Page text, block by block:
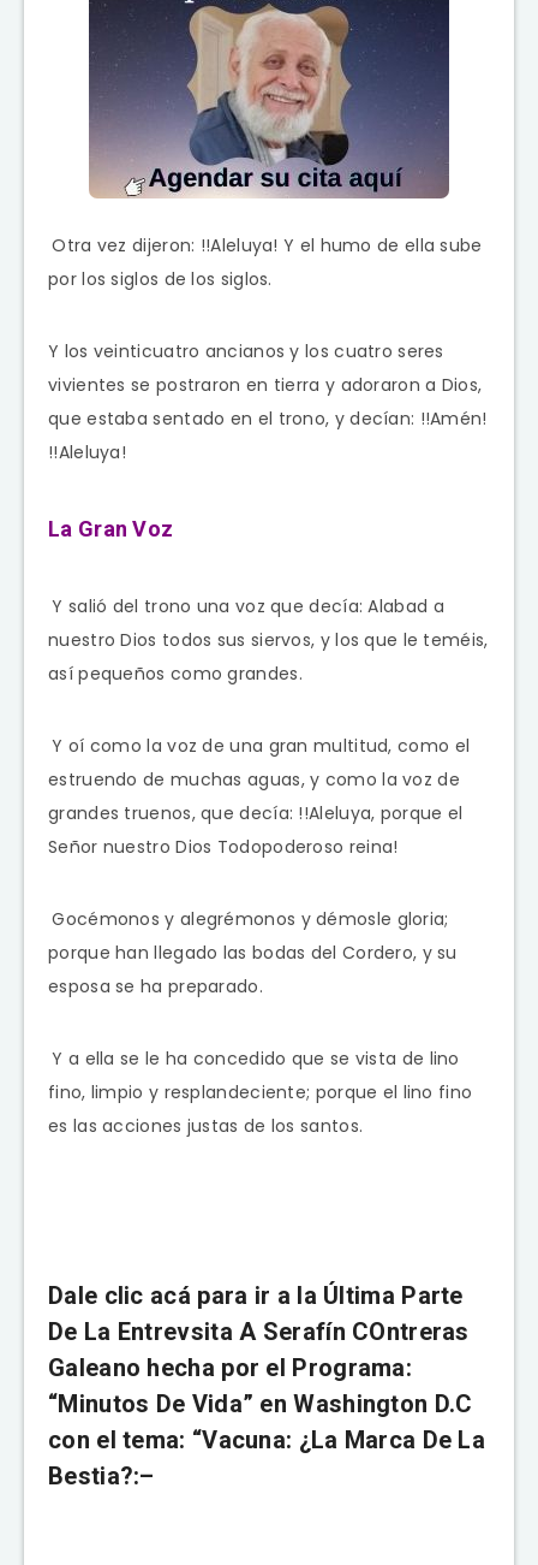
Otra vez dijeron: !!Aleluya! Y el humo de ella sube
por los siglos de los siglos.
Y los veinticuatro ancianos y los cuatro seres
vivientes se postraron en tierra y adoraron a Dios,
que estaba sentado en el trono, y decían: !!Amén!
!!Aleluya!
La Gran Voz
Y salió del trono una voz que decía: Alabad a
nuestro Dios todos sus siervos, y los que le teméis,
así pequeños como grandes.
Y oí como la voz de una gran multitud, como el
estruendo de muchas aguas, y como la voz de
grandes truenos, que decía: !!Aleluya, porque el
Señor nuestro Dios Todopoderoso reina!
Gocémonos y alegrémonos y démosle gloria;
porque han llegado las bodas del Cordero, y su
esposa se ha preparado.
Y a ella se le ha concedido que se vista de lino
fino, limpio y resplandeciente; porque el lino fino
es las acciones justas de los santos.
Dale clic acá para ir a la Última Parte
De La Entrevsita A Serafín COntreras
Galeano hecha por el Programa:
“Minutos De Vida” en Washington D.C
con el tema: “Vacuna: ¿La Marca De La
Bestia?:–